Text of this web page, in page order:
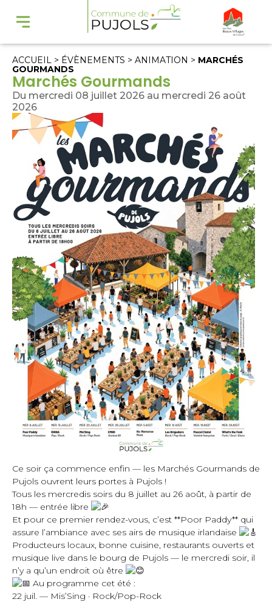
ACCUEIL > ÉVÈNEMENTS > ANIMATION > MARCHÉS
GOURMANDS
Marchés Gourmands
Du mercredi 08 juillet 2026 au mercredi 26 août
2026
Ce soir ça commence enfin — les Marchés Gourmands de
Pujols ouvrent leurs portes à Pujols !
Tous les mercredis soirs du 8 juillet au 26 août, à partir de
18h — entrée libre
Et pour ce premier rendez-vous, c’est **Poor Paddy** qui
assure l’ambiance avec ses airs de musique irlandaise
Producteurs locaux, bonne cuisine, restaurants ouverts et
musique live dans le bourg de Pujols — le mercredi soir, il
n’y a qu’un endroit où être
Au programme cet été :
22 juil. — Mis’Sing · Rock/Pop-Rock